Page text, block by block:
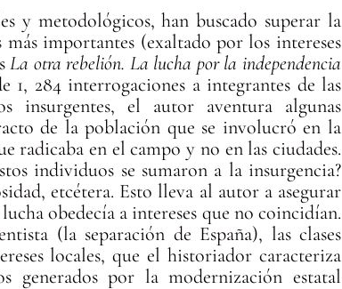
y metodológicos, han buscado superar la
importantes (exaltado por los intereses
La otra rebelión. La lucha por la independencia
1, 284 interrogaciones a integrantes de las
insurgentes, el autor aventura algunas
de la población que se involucró en la
radicaba en el campo y no en las ciudades.
individuos se sumaron a la insurgencia?
etcétera. Esto lleva al autor a asegurar
obedecía a intereses que no coincidían.
(la separación de España), las clases
locales, que el historiador caracteriza
generados por la modernización estatal